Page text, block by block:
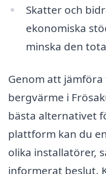
Skatter och
ekonomiska
minska den
Genom att
bergvärme i
bästa alternativet
plattform kan du
olika installatörer,
informerat beslut.